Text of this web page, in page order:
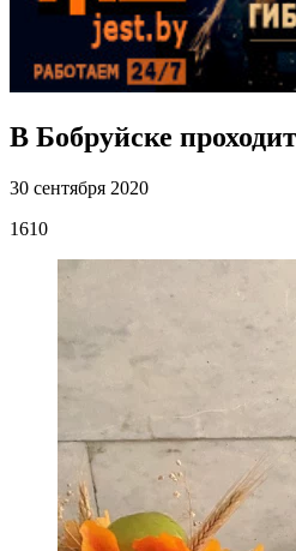
В Бобруйске
30 сентября 2020
1610